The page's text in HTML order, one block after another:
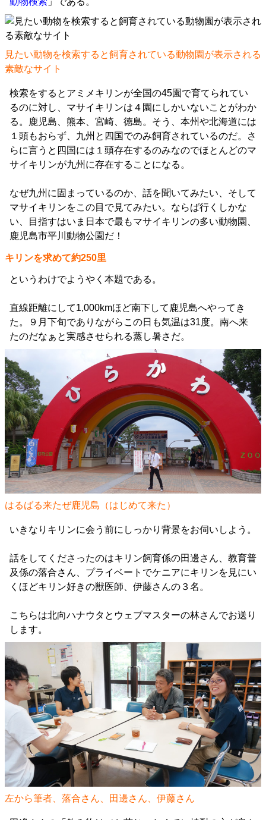
見たい動物を検索すると飼育されている動物園が表示される
素敵なサイト
検索をするとアミメキリンが全国の45園で育てられてい
るのに対し、マサイキリンは４園にしかいないことがわか
る。鹿児島、熊本、宮崎、徳島。そう、本州や北海道には
１頭もおらず、九州と四国でのみ飼育されているのだ。さ
らに言うと四国には１頭存在するのみなのでほとんどのマ
サイキリンが九州に存在することになる。
なぜ九州に固まっているのか、話を聞いてみたい、そして
マサイキリンをこの目で見てみたい。ならば行くしかな
い、目指すはいま日本で最もマサイキリンの多い動物園、
鹿児島市平川動物公園だ！
キリンを求めて約250里
というわけでようやく本題である。
直線距離にして1,000kmほど南下して鹿児島へやってき
た。９月下旬でありながらこの日も気温は31度。南へ来
たのだなぁと実感させられる蒸し暑さだ。
はるばる来たぜ鹿児島（はじめて来た）
いきなりキリンに会う前にしっかり背景をお伺いしよう。
話をしてくださったのはキリン飼育係の田邊さん、教育普
及係の落合さん、プライベートでケニアにキリンを見にい
くほどキリン好きの獣医師、伊藤さんの３名。
こちらは北向ハナウタとウェブマスターの林さんでお送り
します。
左から筆者、落合さん、田邊さん、伊藤さん